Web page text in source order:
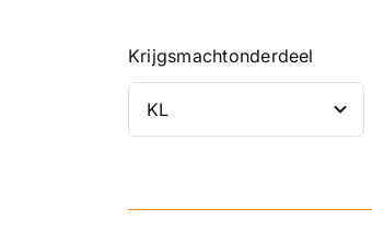
Krijgsmachtonderdeel